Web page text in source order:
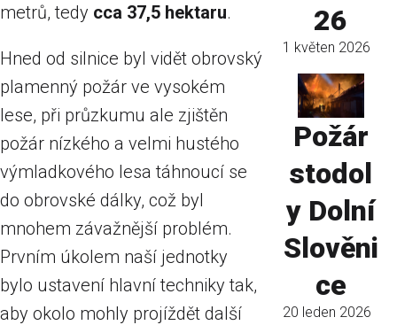
metrů, tedy cca 37,5 hektaru.
Hned od silnice byl vidět obrovský
plamenný požár ve vysokém
lese, při průzkumu ale zjištěn
požár nízkého a velmi hustého
výmladkového lesa táhnoucí se
do obrovské dálky, což byl
mnohem závažnější problém.
Prvním úkolem naší jednotky
bylo ustavení hlavní techniky tak,
aby okolo mohly projíždět další
26
1 květen 2026
Požár
stodol
y Dolní
Slověni
ce
20 leden 2026